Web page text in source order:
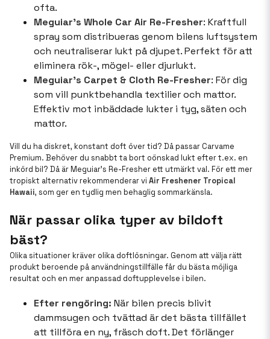
ofta.
Meguiar’s Whole Car Air Re-Fresher: Kraftfull
spray som distribueras genom bilens luftsystem
och neutraliserar lukt på djupet. Perfekt för att
eliminera rök-, mögel- eller djurlukt.
Meguiar’s Carpet & Cloth Re-Fresher: För dig
som vill punktbehandla textilier och mattor.
Effektiv mot inbäddade lukter i tyg, säten och
mattor.
Vill du ha diskret, konstant doft över tid? Då passar Carvame
Premium. Behöver du snabbt ta bort oönskad lukt efter t.ex. en
inkörd bil? Då är Meguiar’s Re-Fresher ett utmärkt val. För ett mer
tropiskt alternativ rekommenderar vi Air Freshener Tropical
Hawaii, som ger en tydlig men behaglig sommarkänsla.
När passar olika typer av bildoft
bäst?
Olika situationer kräver olika doftlösningar. Genom att välja rätt
produkt beroende på användningstillfälle får du bästa möjliga
resultat och en mer anpassad doftupplevelse i bilen.
Efter rengöring: När bilen precis blivit
dammsugen och tvättad är det bästa tillfället
att tillföra en ny, fräsch doft. Det förlänger